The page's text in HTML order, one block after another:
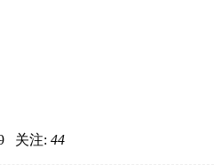
关注: 44